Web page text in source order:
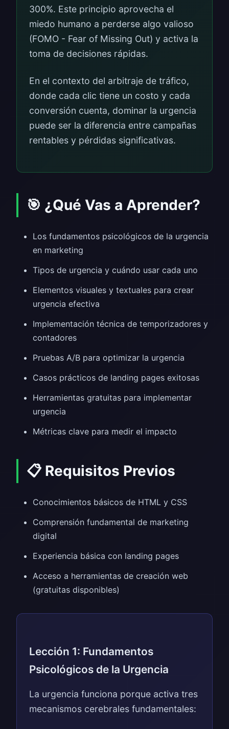
300%. Este principio aprovecha el
miedo humano a perderse algo valioso
(FOMO - Fear of Missing Out) y activa la
toma de decisiones rápidas.
En el contexto del arbitraje de tráfico,
donde cada clic tiene un costo y cada
conversión cuenta, dominar la urgencia
puede ser la diferencia entre campañas
rentables y pérdidas significativas.
🎯 ¿Qué Vas a Aprender?
Los fundamentos psicológicos de la urgencia
en marketing
Tipos de urgencia y cuándo usar cada uno
Elementos visuales y textuales para crear
urgencia efectiva
Implementación técnica de temporizadores y
contadores
Pruebas A/B para optimizar la urgencia
Casos prácticos de landing pages exitosas
Herramientas gratuitas para implementar
urgencia
Métricas clave para medir el impacto
📋 Requisitos Previos
Conocimientos básicos de HTML y CSS
Comprensión fundamental de marketing
digital
Experiencia básica con landing pages
Acceso a herramientas de creación web
(gratuitas disponibles)
Lección 1: Fundamentos
Psicológicos de la Urgencia
La urgencia funciona porque activa tres
mecanismos cerebrales fundamentales: